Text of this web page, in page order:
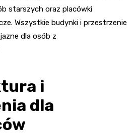
starszych oraz placówki
Wszystkie budynki i przestrzenie
dla osób z
i
dla